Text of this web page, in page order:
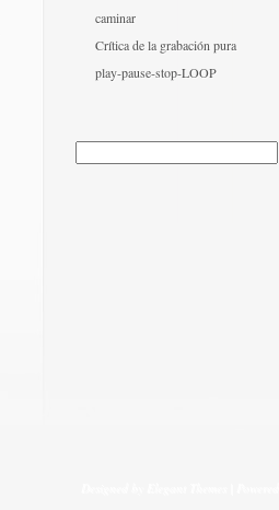
caminar
Crítica de la grabación pura
play-pause-stop-LOOP